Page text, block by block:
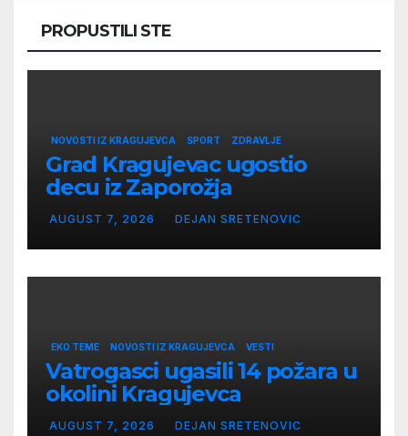
PROPUSTILI STE
NOVOSTI IZ KRAGUJEVCA SPORT ZDRAVLJE
Grad Kragujevac ugostio
decu iz Zaporožja
AUGUST 7, 2026 DEJAN SRETENOVIC
EKO TEME NOVOSTI IZ KRAGUJEVCA VESTI
Vatrogasci ugasili 14 požara u
okolini Kragujevca
AUGUST 7, 2026 DEJAN SRETENOVIC